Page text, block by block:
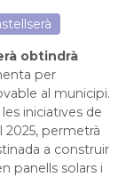
obtindrà
per
al municipi.
iniciatives de
2025, permetrà
a construir
panells solars i